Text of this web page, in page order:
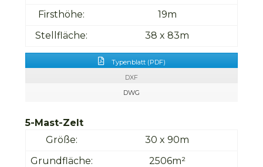
Firsthöhe:
19m
Stellfläche:
38 x 83m
Typenblatt (PDF)
DXF
DWG
5-Mast-Zelt
Größe:
30 x 90m
Grundfläche:
2506m²